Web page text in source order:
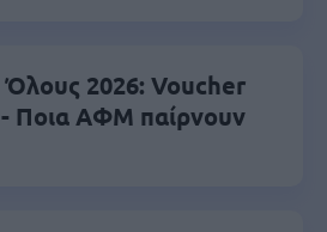
Όλους 2026: Voucher
Ποια ΑΦΜ παίρνουν